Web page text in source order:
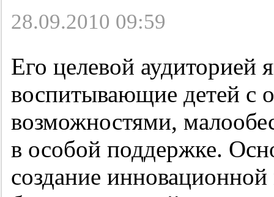
28.09.2010 09:59
Его целевой аудиторией
воспитывающие детей с
возможностями,
в особой поддержке.
создание